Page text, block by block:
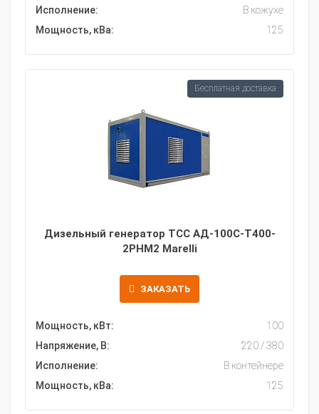
Исполнение:
В кожухе
Мощность, кВа:
125
Дизельный генератор ТСС АД-100С-Т400-
2РНМ2 Marelli
ЗАКАЗАТЬ
Мощность, кВт:
100
Напряжение, В:
220 / 380
Исполнение:
В контейнере
Мощность, кВа:
125
Бесплатная доставка